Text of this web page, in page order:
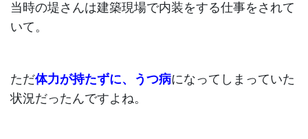
当時の堤さんは建築現場で内装をする仕事をされて
いて。
ただ体力が持たずに、うつ病になってしまっていた
状況だったんですよね。